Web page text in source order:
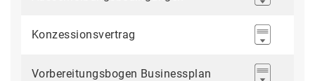
Konzessionsvertrag
Vorbereitungsbogen Businessplan